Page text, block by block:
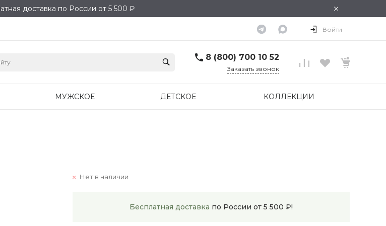
доставка по России от 5 500 ₽ ×
Войти
8 (800) 700 10 52
Заказать звонок
МУЖСКОЕ ДЕТСКОЕ КОЛЛЕКЦИИ
Нет в наличии
Бесплатная доставка по России от 5 500 ₽!